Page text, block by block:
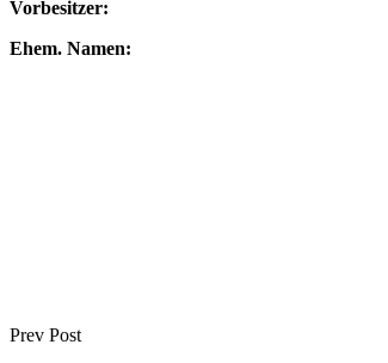
Vorbesitzer:
Ehem. Namen:
Prev Post